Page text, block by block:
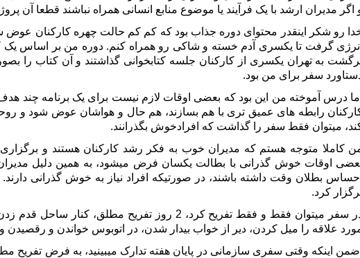
اگر مدیران ارشد با یک فرآیند یا موضوع منابع انسانی همراه نباشند قطعا آن
رو شکر اینقدر محتوای دوره جذاب بود که کم کم حالت چهره کارکنان عوض
انرژی گرفت تا یکسری آدم خسته و شاکی رو همراه کنم. دوره من بر اساس یک
به تهران یکسری از کارکنان جلسه کتابخوانی گذاشتند و آن کتاب را
سفر برای من بود.
اما درس آموخته من این بود که بعضی اوقات لازم نیست برای یک برنامه چند
رابطه های عمیق تری با هم بسازند، هم حال و هواشان عوض شود و
میتوان فقط سفر را گذاشت که افرادخوش بگذرانند.
کاملا متوجه هستم که مدیران خوب به فکر رشد کارکنان هستند و
اوقات خوش گذرانی با بطالت یکسان فرض میشود، به همین دلیل
احساس بطلان وقت داشته باشند، در صورتیکه افراد نیاز به خوش گذرانی
کرد.
در سفر میتوان فقط و فقط تفریح کرد، 2 روز تفریح
علاقه را میل کردن، دیر از خواب بیدار شدن، در اتوبوس خواندن و رقصیدن
ضمن اینکه وقتی سفری سازمانی در پایان هفته تدارک میبینید، به فرض تفریح